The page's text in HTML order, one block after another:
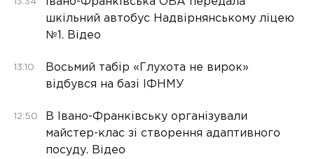
13:34
шкільний автобус Надвірнянському ліцею
№1. Відео
13:10
Восьмий табір «Глухота не вирок»
відбувся на базі ІФНМУ
12:50
В Івано-Франківську організували
майстер-клас зі створення адаптивного
посуду. Відео